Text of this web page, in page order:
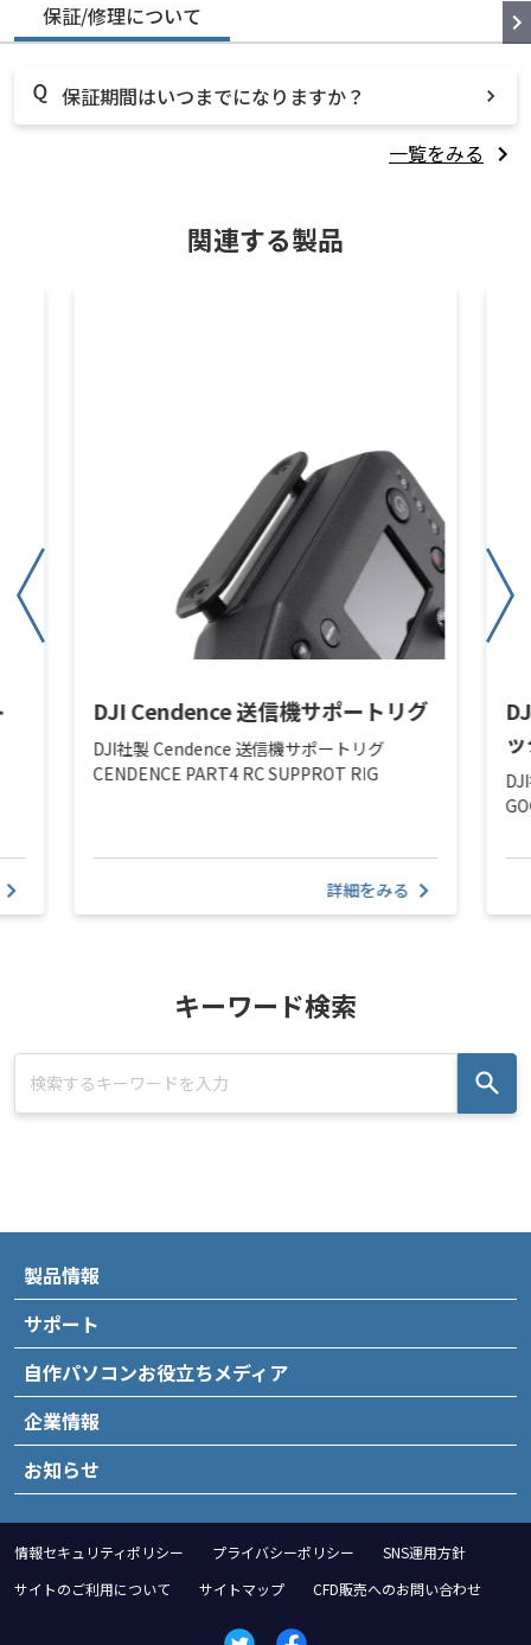
保証/修理について
保証期間はいつまでになりますか？
一覧をみる
関連する製品
DJI Cendence 送信機サポートリグ
DJI社製 Cendence 送信機サポートリグ
CENDENCE PART4 RC SUPPROT RIG
詳細をみる
キーワード検索
製品情報
サポート
自作パソコンお役立ちメディア
企業情報
お知らせ
情報セキュリティポリシー プライバシーポリシー
SNS運用方針
サイトのご利用について
サイトマップ CFD販売へのお問い合わせ